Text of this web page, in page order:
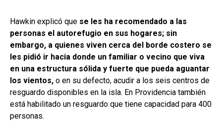
Hawkin explicó que se les ha recomendado a las
personas el autorefugio en sus hogares; sin
embargo, a quienes viven cerca del borde costero se
les pidió ir hacia donde un familiar o vecino que viva
en una estructura sólida y fuerte que pueda aguantar
los vientos, o en su defecto, acudir a los seis centros de
resguardo disponibles en la isla. En Providencia también
está habilitado un resguardo que tiene capacidad para 400
personas.